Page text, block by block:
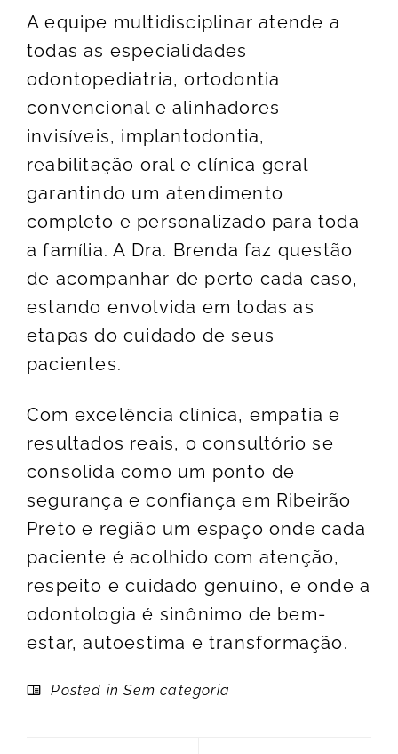
A equipe multidisciplinar atende a
todas as especialidades
odontopediatria, ortodontia
convencional e alinhadores
invisíveis, implantodontia,
reabilitação oral e clínica geral
garantindo um atendimento
completo e personalizado para toda
a família. A Dra. Brenda faz questão
de acompanhar de perto cada caso,
estando envolvida em todas as
etapas do cuidado de seus
pacientes.
Com excelência clínica, empatia e
resultados reais, o consultório se
consolida como um ponto de
segurança e confiança em Ribeirão
Preto e região um espaço onde cada
paciente é acolhido com atenção,
respeito e cuidado genuíno, e onde a
odontologia é sinônimo de bem-
estar, autoestima e transformação.
Posted in Sem categoria